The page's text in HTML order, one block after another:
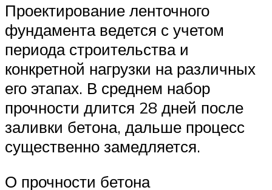
Проектирование ленточного
фундамента ведется с учетом
периода строительства и
конкретной нагрузки на различных
его этапах. В среднем набор
прочности длится 28 дней после
заливки бетона, дальше процесс
существенно замедляется.
О прочности бетона